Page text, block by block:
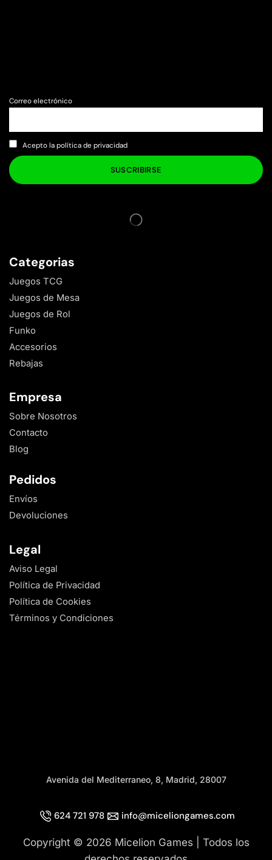
Correo electrónico
Acepto la política de privacidad
Categorias
Juegos TCG
Juegos de Mesa
Juegos de Rol
Funko
Accesorios
Rebajas
Empresa
Sobre Nosotros
Contacto
Blog
Pedidos
Envíos
Devoluciones
Legal
Aviso Legal
Política de Privacidad
Política de Cookies
Términos y Condiciones
Avenida del Mediterraneo, 8, Madrid, 28007
Copyright © 2026 Micelion Games | Todos los
624 721 978 info@miceliongames.com